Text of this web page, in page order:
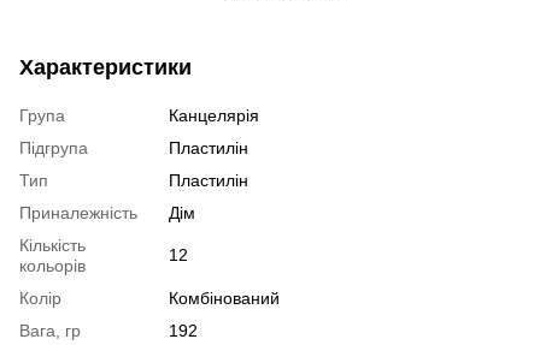
Характеристики
Група
Канцелярія
Підгрупа
Пластилін
Тип
Пластилін
Приналежність
Дім
Кількість
кольорів
12
Колір
Комбінований
Вага, гр
192